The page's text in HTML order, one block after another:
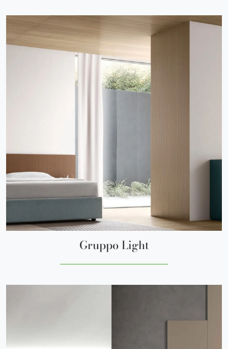
Gruppo Light